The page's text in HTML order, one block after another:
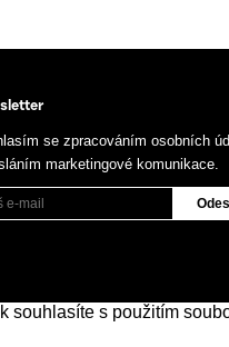
se zpracováním osobních
marketingové komunikace.
souhlasíte s použitím